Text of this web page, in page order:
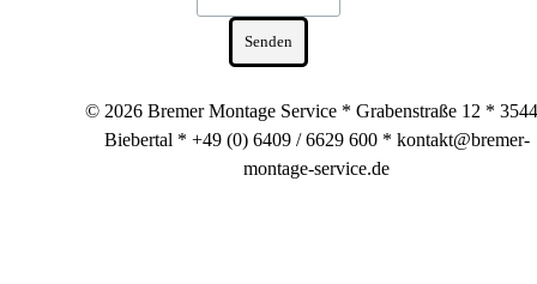
© 2026 Bremer Montage Service * Grabenstraße 12 *
Biebertal * +49 (0) 6409 / 6629 600 * kontakt@bremer-
montage-service.de